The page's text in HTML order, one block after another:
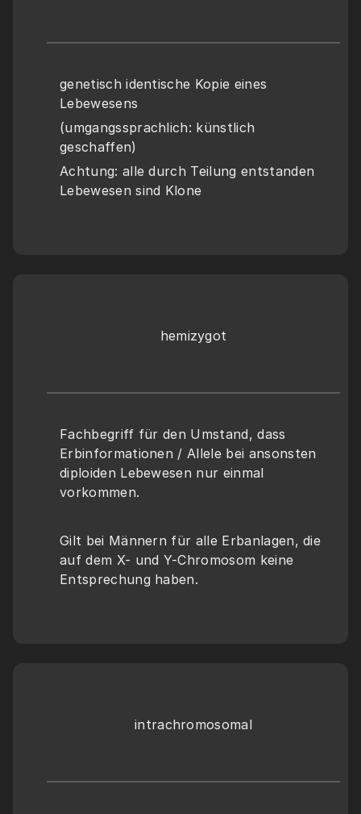
genetisch identische Kopie eines
Lebewesens
(umgangssprachlich: künstlich
geschaffen)
Achtung: alle durch Teilung entstanden
Lebewesen sind Klone
hemizygot
Fachbegriff für den Umstand, dass
Erbinformationen / Allele bei ansonsten
diploiden Lebewesen nur einmal
vorkommen.
Gilt bei Männern für alle Erbanlagen, die
auf dem X- und Y-Chromosom keine
Entsprechung haben.
intrachromosomal